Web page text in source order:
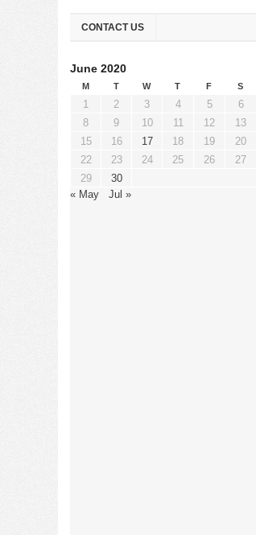
CONTACT US
June 2020
M T W T F S
1 2 3 4 5 6
8
9 10 11 12 13
15
16 17 18 19 20
22
23 24 25 26 27
29
30
« May
Jul »